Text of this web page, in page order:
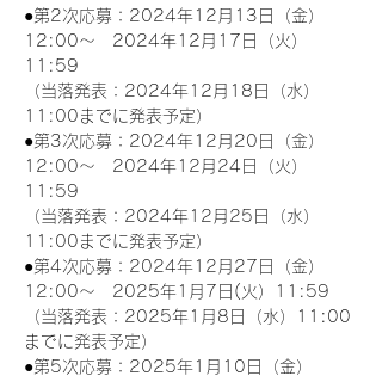
●第2次応募：2024年12月13日（金）
12:00～　2024年12月17日（火）
11:59
（当落発表：2024年12月18日（水）
11:00までに発表予定）
●第3次応募：2024年12月20日（金）
12:00～　2024年12月24日（火）
11:59
（当落発表：2024年12月25日（水）
11:00までに発表予定）
●第4次応募：2024年12月27日（金）
12:00～　2025年1月7日(火）11:59
（当落発表：2025年1月8日（水）11:00
までに発表予定）
●第5次応募：2025年1月10日（金）